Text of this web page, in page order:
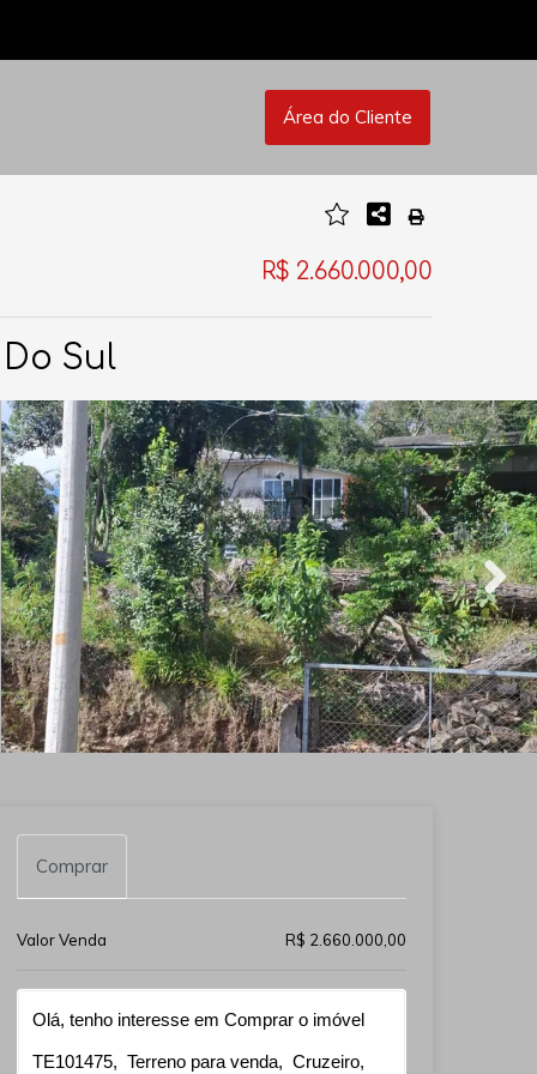
Área do Cliente
R$ 2.660.000,00
Sul
Comprar
Valor Venda R$ 2.660.000,00